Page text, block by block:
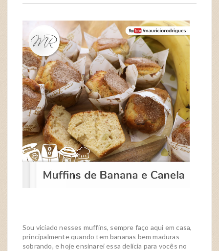
Sou viciado nesses muffins, sempre faço aqui em casa,
principalmente quando tem bananas bem maduras
sobrando, e hoje ensinarei essa delícia para vocês no